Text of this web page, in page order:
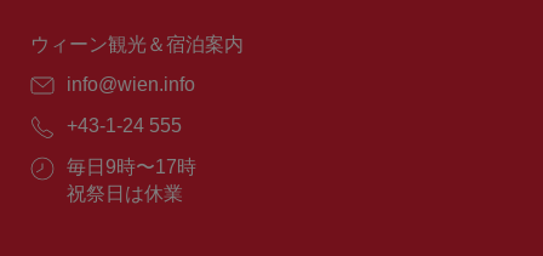
間：
ウィーン観光＆宿泊案内
E
ー
ル：
info@wien.info
電
番
号：
+43-1-24 555
営
業
毎日9時〜17時
祝祭日は休業